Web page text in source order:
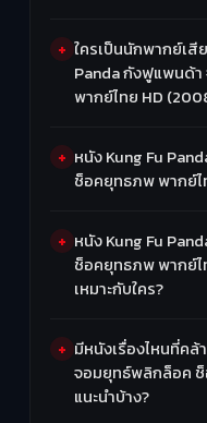
ใครเป็นนักพากย์เสี
Panda กังฟูแพนด้
พากย์ไทย HD
หนัง Kung Fu
ช็อคยุทธภพ พากย์ไ
หนัง Kung Fu
ช็อคยุทธภพ พากย์ไ
เหมาะกับใคร?
มีหนังเรื่องไหนที่ค
จอมยุทธ์พลิกล็อค
แนะนำบ้าง?